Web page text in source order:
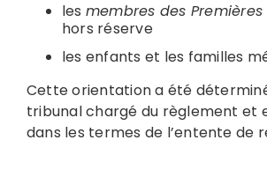
les membres des Premières
hors réserve
les enfants et les familles
Cette orientation a été
tribunal chargé du règlement et
dans les termes de l’entente de